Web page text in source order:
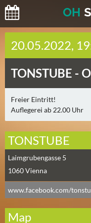
OH
H
E
T
E
(
2
)
M
O
R
G
E
N
(
20.05.2022,
TONSTUBE -
Freier Eintritt!
Auflegerei ab 22.00 Uhr
TONSTUBE
Laimgrubengasse 5
1060Vienna
www.facebook.com/
Map